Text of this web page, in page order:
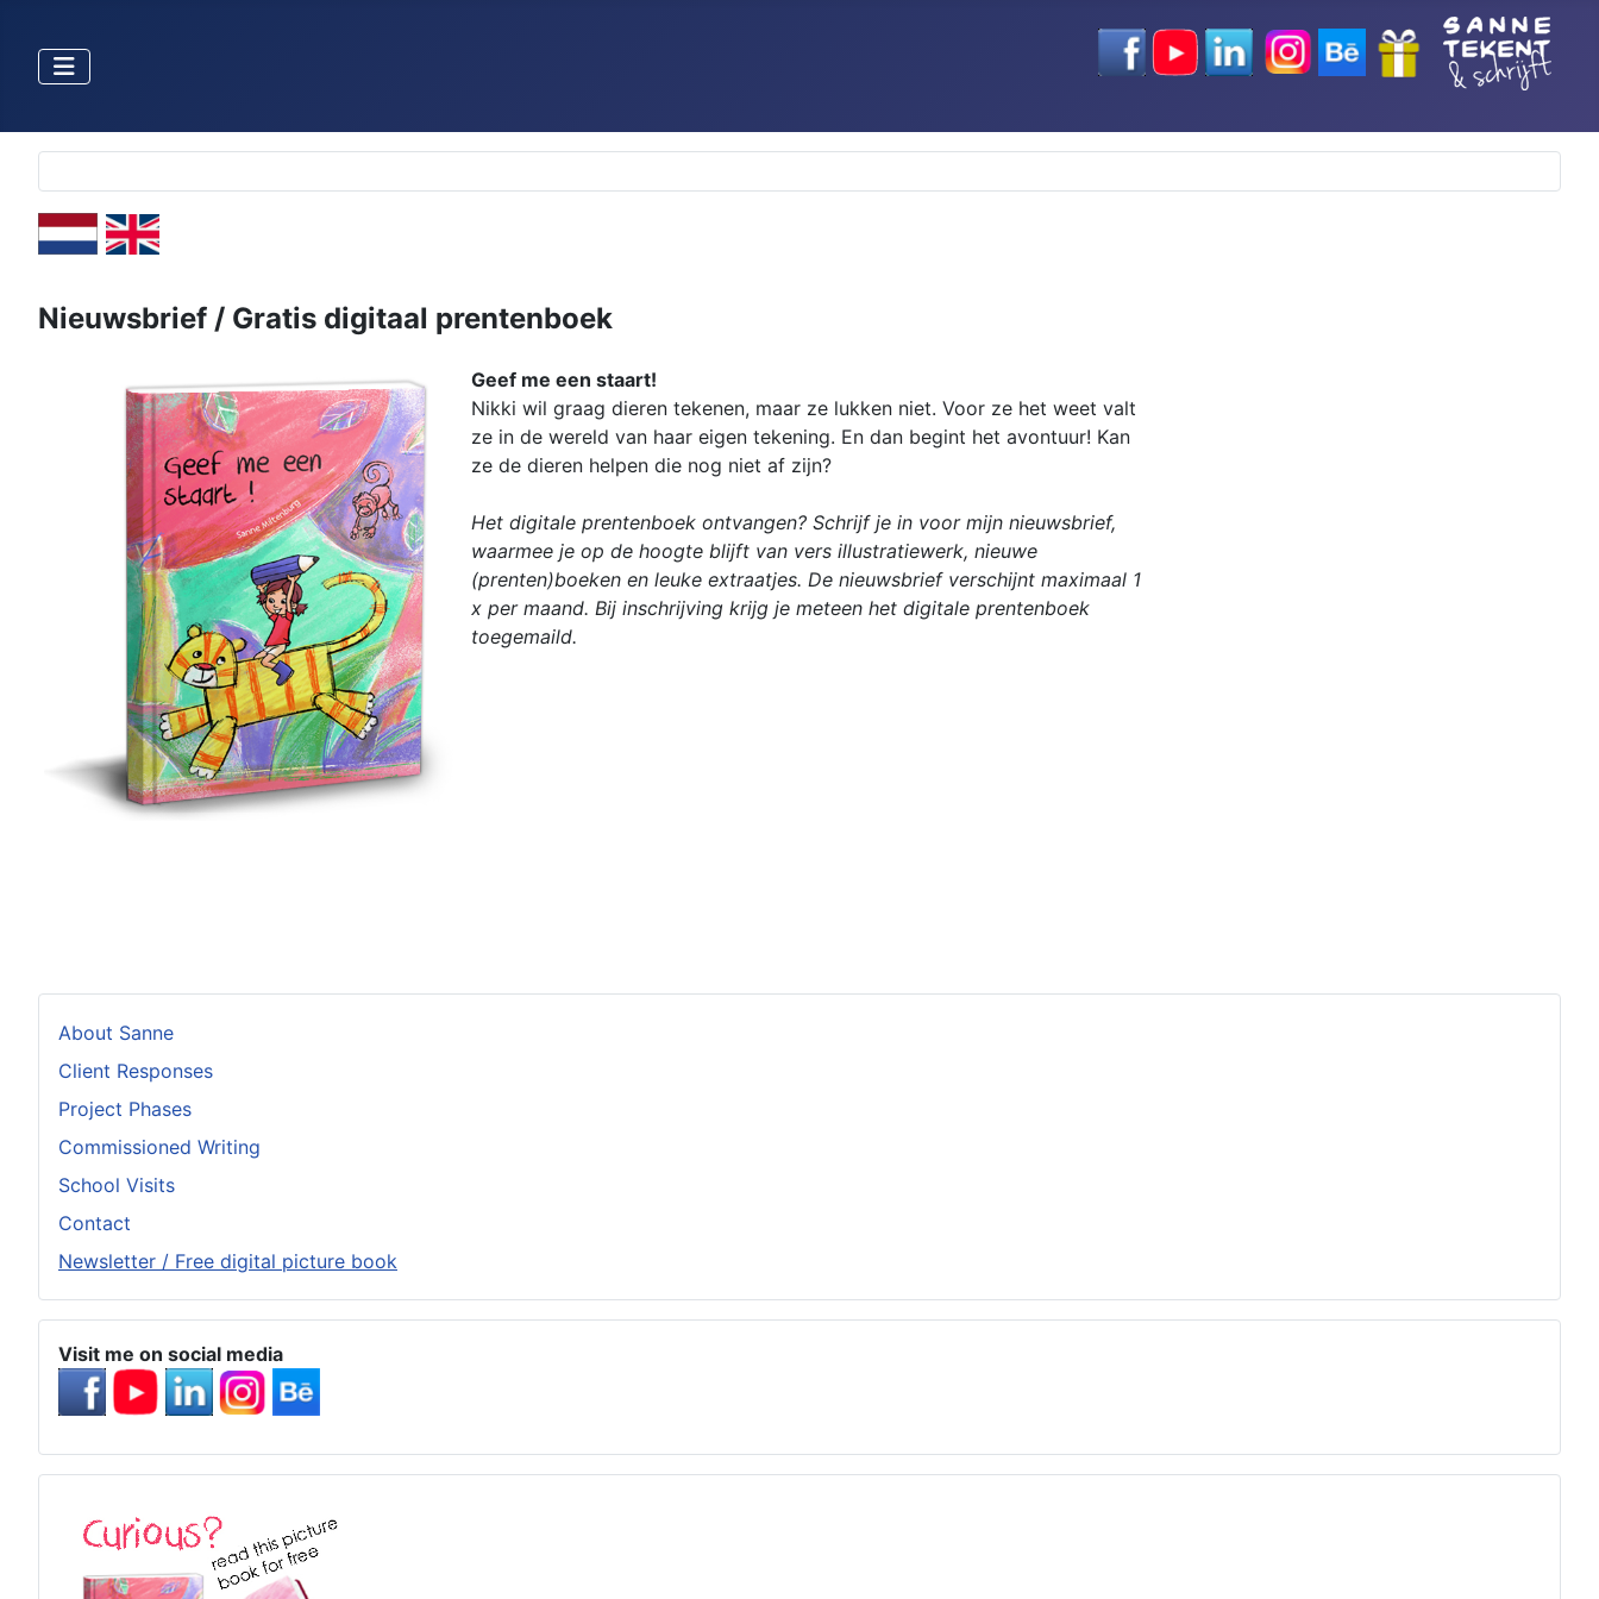
About Sanne
Client Responses
Project Phases
Commissioned Writing
School Visits
Contact
Newsletter / Free digital picture book
Visit me on social media
Selecteer de taal
Nieuwsbrief / Gratis digitaal prentenboek
Geef me een staart!
Nikki wil graag dieren tekenen, maar ze lukken niet. Voor ze het weet valt
ze in de wereld van haar eigen tekening. En dan begint het avontuur! Kan
ze de dieren helpen die nog niet af zijn?
Het digitale prentenboek ontvangen? Schrijf je in voor mijn nieuwsbrief,
waarmee je op de hoogte blijft van vers illustratiewerk, nieuwe
(prenten)boeken en leuke extraatjes. De nieuwsbrief verschijnt maximaal 1
x per maand. Bij inschrijving krijg je meteen het digitale prentenboek
toegemaild.